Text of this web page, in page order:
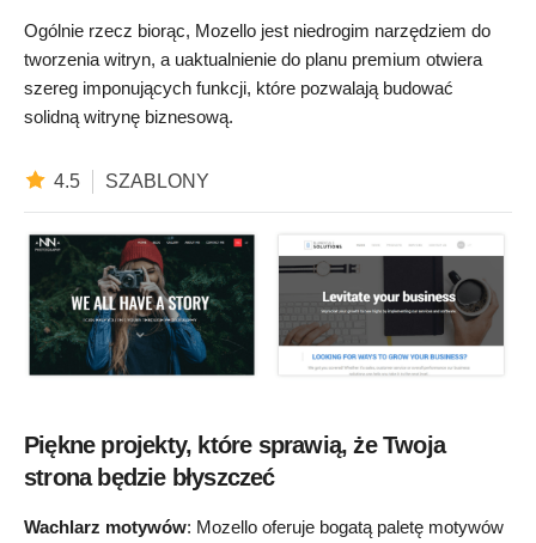
Ogólnie rzecz biorąc, Mozello jest niedrogim narzędziem do
tworzenia witryn, a uaktualnienie do planu premium otwiera
szereg imponujących funkcji, które pozwalają budować
solidną witrynę biznesową.
4.5 SZABLONY
Piękne projekty, które sprawią, że Twoja
strona będzie błyszczeć
Wachlarz motywów: Mozello oferuje bogatą paletę motywów